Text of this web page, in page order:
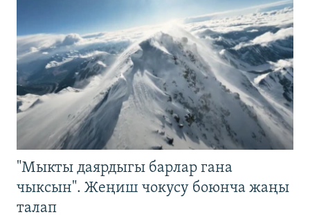
"Мыкты даярдыгы барлар гана
чыксын". Жеңиш чокусу боюнча жаңы
талап